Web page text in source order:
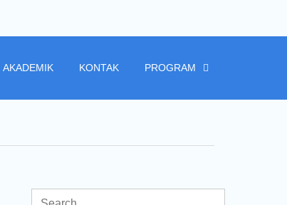
AKADEMIK KONTAK PROGRAM